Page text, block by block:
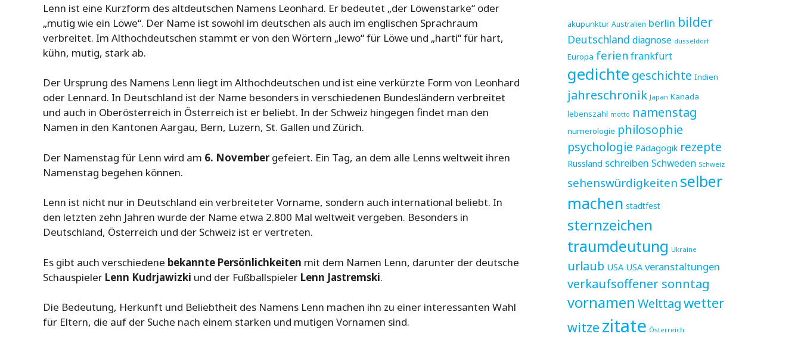
Lenn ist eine Kurzform des altdeutschen Namens Leonhard. Er bedeutet „der Löwenstarke“ oder
„mutig wie ein Löwe“. Der Name ist sowohl im deutschen als auch im englischen Sprachraum
verbreitet. Im Althochdeutschen stammt er von den Wörtern „lewo“ für Löwe und „harti“ für hart,
kühn, mutig, stark ab.
Der Ursprung des Namens Lenn liegt im Althochdeutschen und ist eine verkürzte Form von Leonhard
oder Lennard. In Deutschland ist der Name besonders in verschiedenen Bundesländern verbreitet
und auch in Oberösterreich in Österreich ist er beliebt. In der Schweiz hingegen findet man den
Namen in den Kantonen Aargau, Bern, Luzern, St. Gallen und Zürich.
Der Namenstag für Lenn wird am 6. Novembergefeiert. Ein Tag, an dem alle Lenns weltweit ihren
Namenstag begehen können.
Lenn ist nicht nur in Deutschland ein verbreiteter Vorname, sondern auch international beliebt. In
den letzten zehn Jahren wurde der Name etwa 2.800 Mal weltweit vergeben. Besonders in
Deutschland, Österreich und der Schweiz ist er vertreten.
Es gibt auch verschiedene bekannte Persönlichkeiten mit dem Namen Lenn, darunter der deutsche
Schauspieler Lenn Kudrjawizki und der Fußballspieler Lenn Jastremski.
Die Bedeutung, Herkunft und Beliebtheit des Namens Lenn machen ihn zu einer interessanten Wahl
für Eltern, die auf der Suche nach einem starken und mutigen Vornamen sind.
akupunktur Australien berlin bilder
Deutschland diagnose düsseldorf
Europa ferien frankfurt
gedichte geschichte Indien
jahreschronik Japan Kanada
lebenszahl motto namenstag
numerologie philosophie
psychologie Pädagogik rezepte
Russland schreiben Schweden Schweiz
sehenswürdigkeiten selber
machen stadtfest
sternzeichen
traumdeutung Ukraine
urlaub USA USA veranstaltungen
verkaufsoffener sonntag
vornamen Welttagwetter
witze zitate Österreich